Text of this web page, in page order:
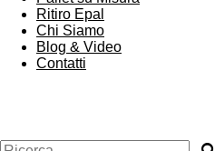
Ritiro Epal
Chi Siamo
Blog & Video
Contatti